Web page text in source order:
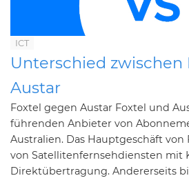
ICT
Unterschied zwischen
Austar
Foxtel gegen Austar Foxtel und
führenden Anbieter von
Australien. Das Hauptgeschäft
von Satellitenfernsehdiensten mit
Direktübertragung. Andererseits